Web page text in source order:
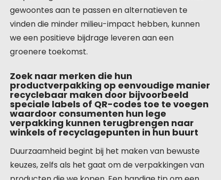
gewoontes aan te passen en alternatieven te
vinden die minder milieu-impact hebben, kunnen
we een positieve bijdrage leveren aan een
groenere toekomst.
Zoek naar merken die hun
productverpakking op eenvoudige manier
recyclebaar maken door bijvoorbeeld
speciale labels of QR-codes toe te voegen
waardoor consumenten hun lege
verpakking kunnen terugbrengen naar
winkels of recyclagepunten in hun buurt
Duurzaamheid begint bij het maken van bewuste
keuzes, zelfs als het gaat om de verpakkingen van